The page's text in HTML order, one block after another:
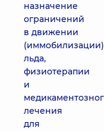
назначение
ограничений
в движении
льда,
физиотерапии
и
лечения
для